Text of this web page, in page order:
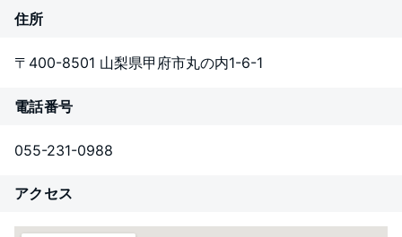
住所
〒400-8501 山梨県甲府市丸の内1-6-1
電話番号
055-231-0988
アクセス